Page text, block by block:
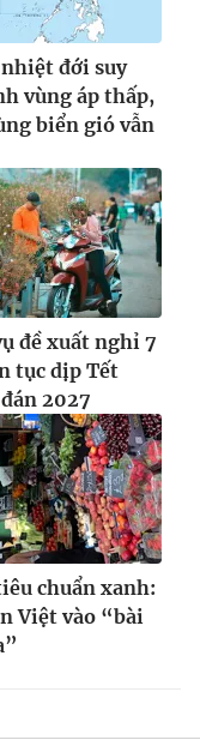
khi phát hành lại
đới suy
vùng áp thấp,
biển gió vẫn
đề xuất nghỉ 7
tục dịp Tết
2027
chuẩn xanh:
Việt vào “bài